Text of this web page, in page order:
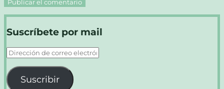
Suscríbete por mail
Dirección
de
correo
electrónico
Suscribir